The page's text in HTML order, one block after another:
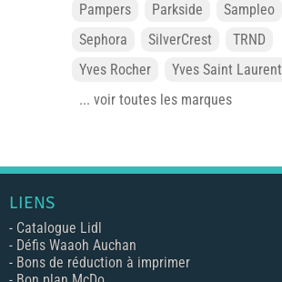
Pampers
Parkside
Sampleo
Sephora
SilverCrest
TRND
Yves Rocher
Yves Saint Laurent
... voir toutes les marques
LIENS
- Catalogue Lidl
- Défis Waaoh Auchan
- Bons de réduction à imprimer